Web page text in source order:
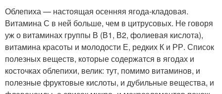
Облепиха — настоящая осенняя ягода-кладовая.
Витамина С в ней больше, чем в цитрусовых. Не говоря
уж о витаминах группы В (В1, В2, фолиевая кислота),
витамина красоты и молодости Е, редких К и РР. Список
полезных веществ, которые содержатся в ягодах и
косточках облепихи, велик: тут, помимо витаминов, и
полезные фруктовые кислоты, и дубильные вещества, и